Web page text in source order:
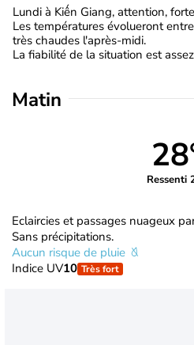
Lundi à Kiến Giang, attention,
Les températures évolueront
très chaudes l'après-midi.
La fiabilité de la situation est
Matin
Ressenti
Eclaircies et passages nuageux
Sans précipitations.
Aucun risque de pluie
Indice UV10 Très fort